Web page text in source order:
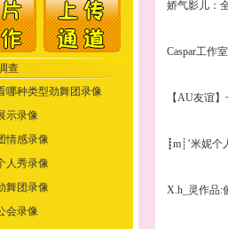
娇气影儿：
Caspar工作
【AU友谊
┋m┊’米妮个
X.h_灵作品: